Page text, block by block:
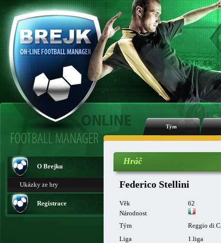
Tým
O Brejku
Ukázky ze hry
Registrace
Hráč
Federico Stellini
Věk
62
Národnost
Tým
Reggio di
Liga
1.liga